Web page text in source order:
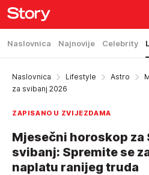
Naslovnica Najnovije Celebrity
Naslovnica Lifestyle Astro
za svibanj 2026
ZAPISANO U ZVIJEZDAMA
Mjesečni horoskop za
svibanj: Spremite se
naplatu ranijeg truda